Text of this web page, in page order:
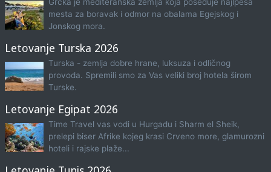
Grčka je mediteranska zemlja koja poseduje najlpeša
mesta za boravak i odmor na obalama Egejskog i
Jonskog mora.
Letovanje Turska 2026
Turska - zemlja dobre hrane, luksuza i odličnog
provoda. Spremili smo za Vas veliki broj hotela širom
Turske.
Letovanje Egipat 2026
Time Travel vas vodi u Hurgadu i Sharm el Sheik,
prelepi biser Afrike kojeg krasi Crveno more, glamurozni
hoteli i rajske plaže...